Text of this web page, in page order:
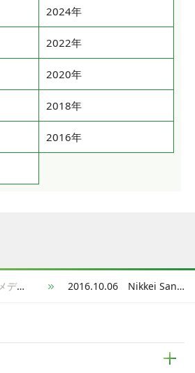
2024年
2022年
2020年
2018年
2016年
メディア掲載 2016.10.06 Nikkei Sangyo: New Entry to the Sharing Economy Market[PDF]